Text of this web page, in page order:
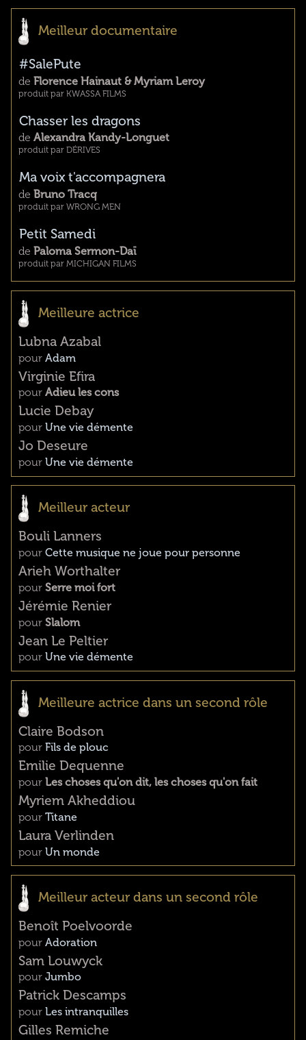
Meilleur documentaire
#SalePute
de Florence Hainaut & Myriam Leroy
produit par KWASSA FILMS
Chasser les dragons
de Alexandra Kandy-Longuet
produit par DÉRIVES
Ma voix t'accompagnera
de Bruno Tracq
produit par WRONG MEN
Petit Samedi
de Paloma Sermon-Daï
produit par MICHIGAN FILMS
Meilleure actrice
Lubna Azabal
pour Adam
Virginie Efira
pour Adieu les cons
Lucie Debay
pour Une vie démente
Jo Deseure
pour Une vie démente
Meilleur acteur
Bouli Lanners
pour Cette musique ne joue pour personne
Arieh Worthalter
pour Serre moi fort
Jérémie Renier
pour Slalom
Jean Le Peltier
pour Une vie démente
Meilleure actrice dans un second rôle
Claire Bodson
pour Fils de plouc
Emilie Dequenne
pour Les choses qu'on dit, les choses qu'on fait
Myriem Akheddiou
pour Titane
Laura Verlinden
pour Un monde
Meilleur acteur dans un second rôle
Benoît Poelvoorde
pour Adoration
Sam Louwyck
pour Jumbo
Patrick Descamps
pour Les intranquilles
Gilles Remiche